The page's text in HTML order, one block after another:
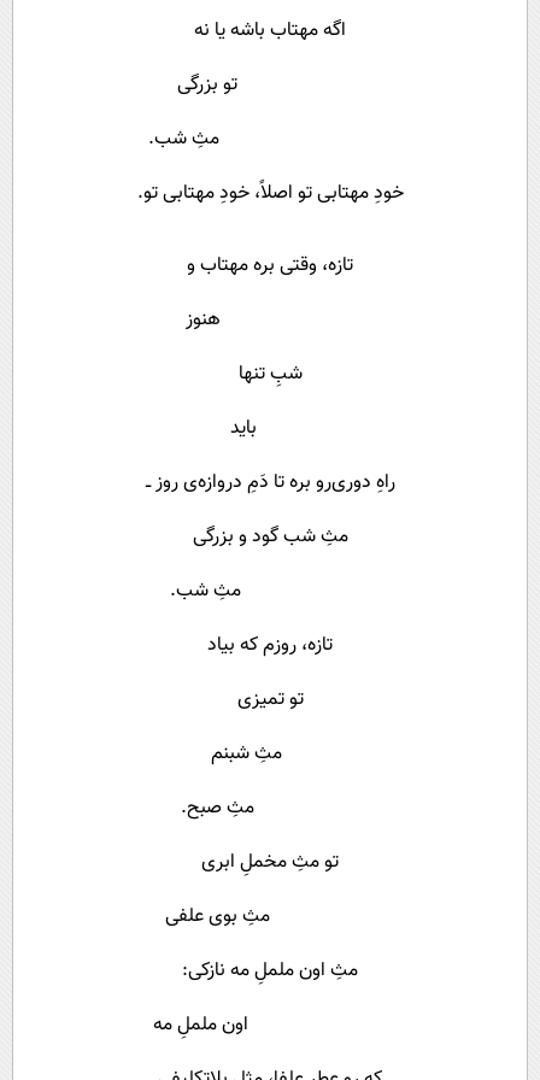
اگه مهتاب باشه یا نه
تو بزرگی
مثِ شب.
خودِ مهتابی تو اصلاً، خودِ مهتابی تو.
تازه، وقتی بره مهتاب و
هنوز
شبِ تنها
باید
راهِ دوری‌رو بره تا دَمِ دروازه‌ی روز ــ
مثِ شب گود و بزرگی
مثِ شب.
تازه، روزم که بیاد
تو تمیزی
مثِ شبنم
مثِ صبح.
تو مثِ مخملِ ابری
مثِ بوی علفی
مثِ اون ململِ مه نازکی:
اون ململِ مه